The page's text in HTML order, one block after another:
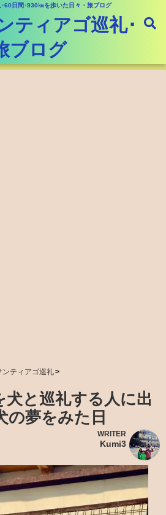
60日間･930㎞を歩いた日々・旅ブログ
ティアゴ巡礼･
ブログ
ンティアゴ巡礼
犬と巡礼する人に出
の夢をみた日
WRITER
Kumi3